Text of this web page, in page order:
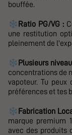
bouffée.
❄️ Ratio PG/VG :
une restitution
pleinement de
❄️ Plusieurs
concentrations de
vapoteur. Tu peux
préférences et tes
❄️ Fabrication
marque premium
avec des produits